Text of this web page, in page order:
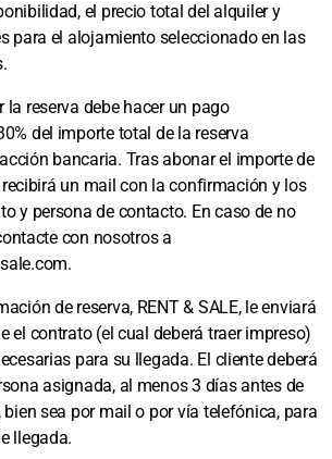
el precio total del alquiler y
para el alojamiento seleccionado en las
la reserva debe hacer un pago
del importe total de la reserva
bancaria. Tras abonar el importe de
recibirá un mail con la confirmación y los
y persona de contacto. En caso de no
con nosotros a
de reserva, RENT & SALE, le enviará
el contrato (el cual deberá traer impreso)
para su llegada. El cliente deberá
asignada, al menos 3 días antes de
sea por mail o por vía telefónica, para
llegada.